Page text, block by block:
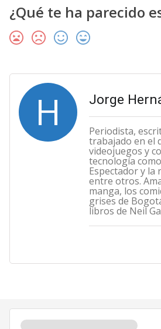
¿Qué te ha parecido
H Jorge
Periodista,
trabajado en el
videojuegos y
tecnología
Espectador y la
entre otros.
manga, los
grises de
libros de Neil